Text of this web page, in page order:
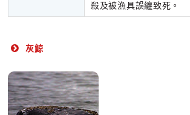
殺及被漁具誤纏致死 。
灰鯨